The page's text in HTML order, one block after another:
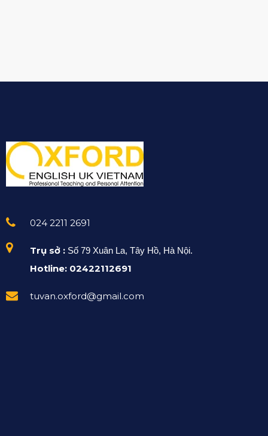
024 2211 2691
Trụ sở : Số 79 Xuân La, Tây Hồ, Hà Nội.
Hotline: 02422112691
tuvan.oxford@gmail.com